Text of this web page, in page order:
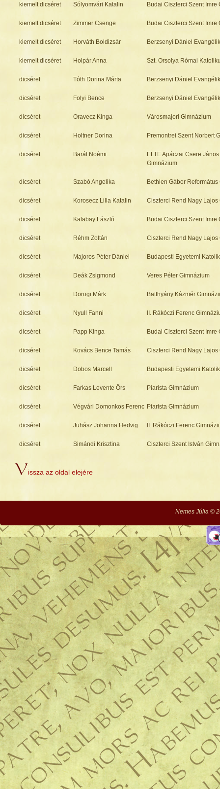
kiemelt dicséret Sólyomvári Katalin Budai Ciszterci Szent Imre
kiemelt dicséret Zimmer Csenge Budai Ciszterci Szent Imre
kiemelt dicséret Horváth Boldizsár Berzsenyi Dániel
kiemelt dicséret Holpár Anna Szt. Orsolya Római
dicséret Tóth Dorina Márta Berzsenyi Dániel
dicséret Folyi Bence Berzsenyi Dániel
dicséret Oravecz Kinga Városmajori Gimnázium
dicséret Holtner Dorina Premontrei Szent Norbert
dicséret Barát Noémi
ELTE Apáczai Csere
Gimnázium
dicséret Szabó Angelika Bethlen Gábor
dicséret Korosecz Lilla Katalin Ciszterci Rend Nagy Lajos
dicséret Kalabay László Budai Ciszterci Szent Imre
dicséret Réhm Zoltán Ciszterci Rend Nagy Lajos
dicséret Majoros Péter Dániel Budapesti Egyetemi
dicséret Deák Zsigmond Veres Péter Gimnázium
dicséret Dorogi Márk Batthyány Kázmér
dicséret Nyull Fanni II. Rákóczi Ferenc
dicséret Papp Kinga Budai Ciszterci Szent Imre
dicséret Kovács Bence Tamás Ciszterci Rend Nagy Lajos
dicséret Dobos Marcell Budapesti Egyetemi
dicséret Farkas Levente Örs Piarista Gimnázium
dicséret Végvári Domonkos Ferenc Piarista Gimnázium
dicséret Juhász Johanna Hedvig II. Rákóczi Ferenc
dicséret Simándi Krisztina Ciszterci Szent István
Vissza az oldal elejére
Nemes Júlia ©